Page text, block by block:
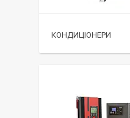
КОНДИЦІОНЕРИ